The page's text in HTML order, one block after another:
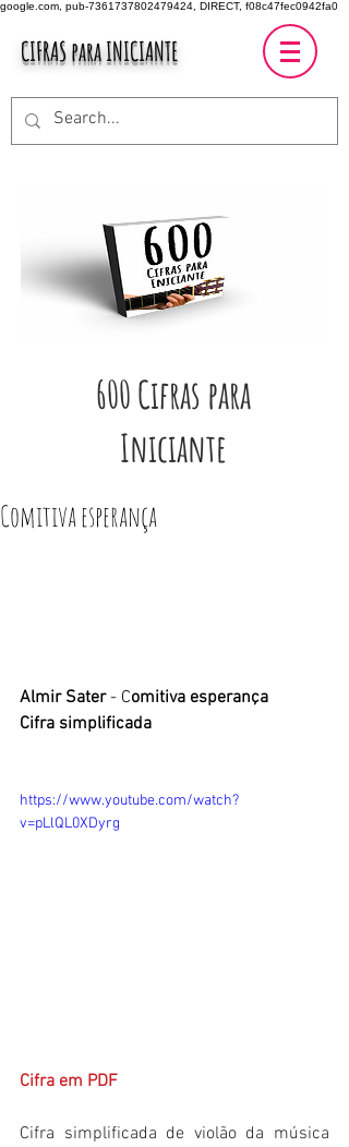
google.com, pub-7361737802479424, DIRECT, f08c47fec0942fa0
CIFRAS para INICIANTE
600 Cifras para
Iniciante
Comitiva esperança
Almir Sater - Comitiva esperança
Cifra simplificada
https://www.youtube.com/watch?
v=pLlQL0XDyrg
Cifra em PDF
Cifra simplificada de violão da música